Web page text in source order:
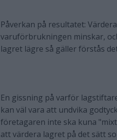
Påverkan på resultatet:
varuförbrukningen minskar,
lagret lägre så gäller förstås
En gissning på varför
kan väl vara att undvika
företagaren inte ska kuna
att värdera lagret på det sätt